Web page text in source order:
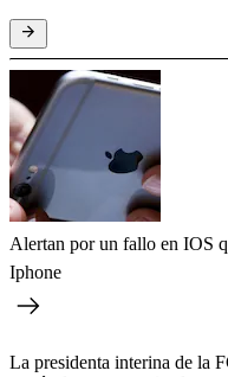
Alertan por un fallo en IOS
Iphone
La presidenta interina de la